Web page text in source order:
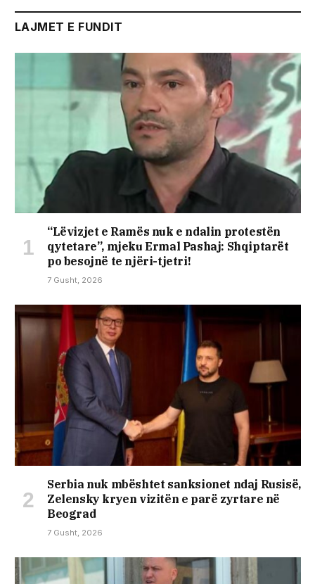
LAJMET E FUNDIT
“Lëvizjet e Ramës nuk e ndalin protestën
qytetare”, mjeku Ermal Pashaj: Shqiptarët
po besojnë te njëri-tjetri!
7 Gusht, 2026
Serbia nuk mbështet sanksionet ndaj Rusisë,
Zelensky kryen vizitën e parë zyrtare në
Beograd
7 Gusht, 2026